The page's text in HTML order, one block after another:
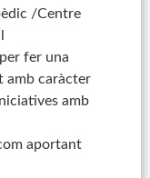
/Centre
fer una
amb caràcter
amb
aportant